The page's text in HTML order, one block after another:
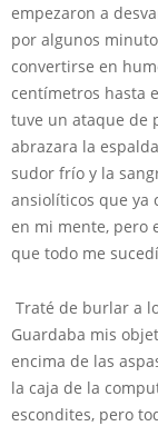
empezaron a
por algunos
convertirse en
centímetros hasta
tuve un ataque de
abrazara la
sudor frío y la
ansiolíticos que ya
en mi mente, pero
que todo me
Traté de burlar a
Guardaba mis
encima de las
la caja de la
escondites, pero